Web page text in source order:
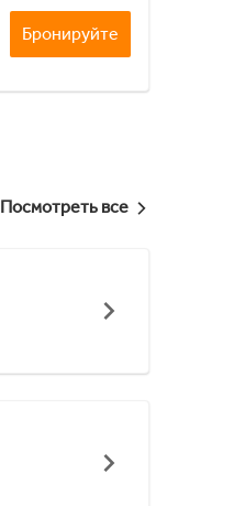
Бронируйте
Посмотреть все